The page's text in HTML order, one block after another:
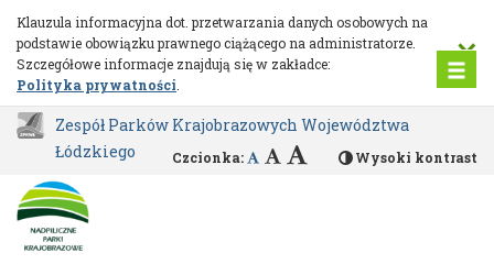
Pomniki
przyrody
do
głównej
treści
Klauzula informacyjna dot. przetwarzania danych osobowych na
podstawie obowiązku prawnego ciążącego na administratorze.
Szczegółowe informacje znajdują się w zakładce:
Polityka prywatności
×
Zespół Parków Krajobrazowych Województwa
Łódzkiego
Czcionka: Wysoki kontrast